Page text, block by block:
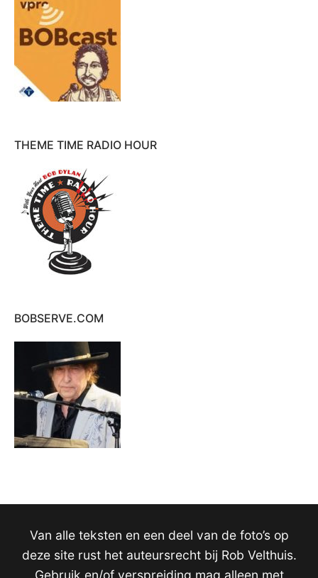
THEME TIME RADIO HOUR
BOBSERVE.COM
Van alle teksten en een deel van de foto’s op
deze site rust het auteursrecht bij Rob Velthuis.